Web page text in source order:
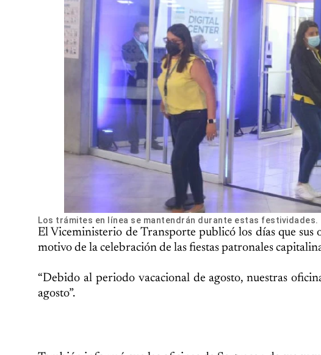
Los trámites en línea se mantendrán durante estas festividades.
El Viceministerio de Transporte publicó los días que
motivo de la celebración de las fiestas patronales
“Debido al periodo vacacional de agosto, nuestras
agosto”.